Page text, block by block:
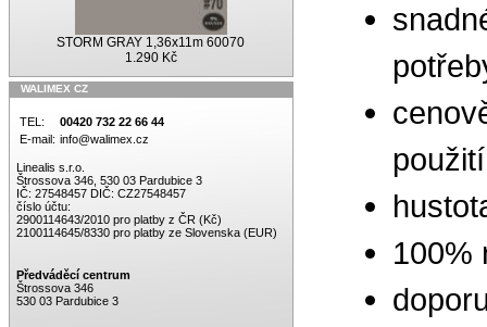
STORM GRAY 1,36x11m 60070
1.290 Kč
WALIMEX CZ
TEL:
00420 732 22 66 44
E-mail: info@walimex.cz
Linealis s.r.o.
Štrossova 346, 530 03 Pardubice 3
IČ: 27548457 DIČ: CZ27548457
číslo účtu:
2900114643/2010 pro platby z ČR (Kč)
2100114645/8330 pro platby ze Slovenska (EUR)
Předváděcí centrum
Štrossova 346
530 03 Pardubice 3
100%